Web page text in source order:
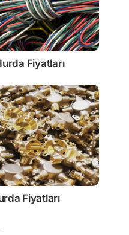
Fiyatları
Fiyatları